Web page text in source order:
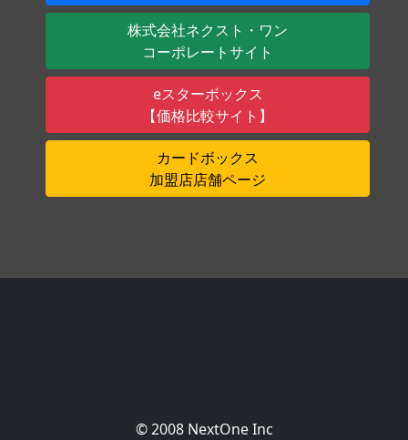
株式会社ネクスト・ワン
コーポレートサイト
eスターボックス
【価格比較サイト】
カードボックス
加盟店店舗ページ
© 2008 NextOne Inc